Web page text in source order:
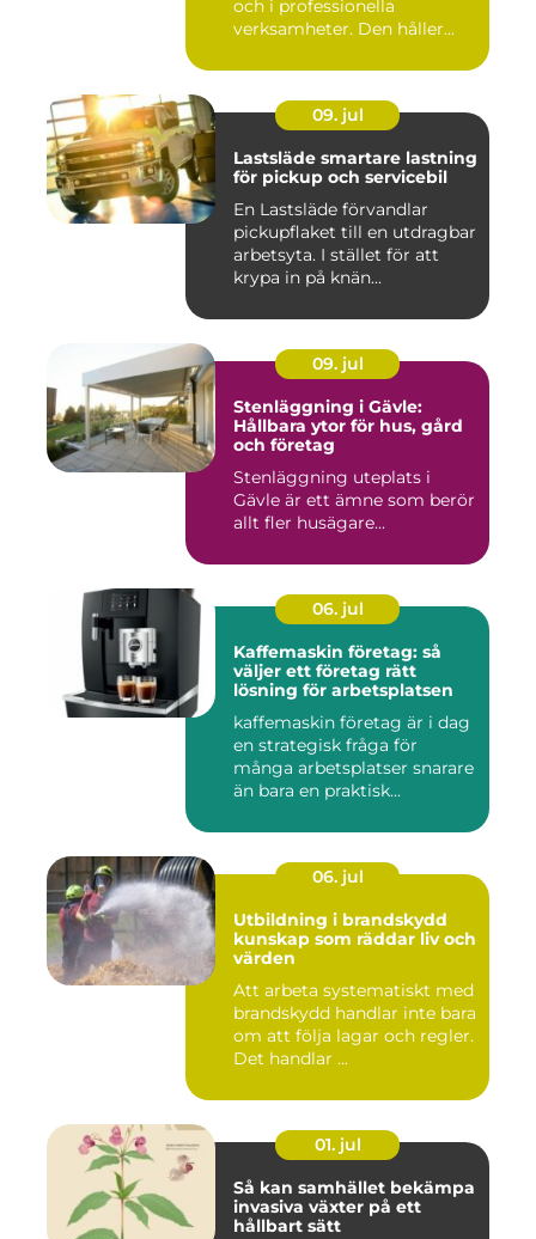
och i professionella
verksamheter. Den håller...
09. jul
Lastsläde smartare lastning
för pickup och servicebil
En Lastsläde förvandlar
pickupflaket till en utdragbar
arbetsyta. I stället för att
krypa in på knän...
09. jul
Stenläggning i Gävle:
Hållbara ytor för hus, gård
och företag
Stenläggning uteplats i
Gävle är ett ämne som berör
allt fler husägare...
06. jul
Kaffemaskin företag: så
väljer ett företag rätt
lösning för arbetsplatsen
kaffemaskin företag är i dag
en strategisk fråga för
många arbetsplatser snarare
än bara en praktisk...
06. jul
Utbildning i brandskydd
kunskap som räddar liv och
värden
Att arbeta systematiskt med
brandskydd handlar inte bara
om att följa lagar och regler.
Det handlar ...
01. jul
Så kan samhället bekämpa
invasiva växter på ett
hållbart sätt